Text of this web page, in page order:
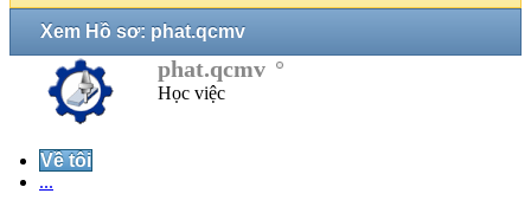
Xem Hồ sơ: phat.qcmv
phat.qcmv
Học việc
Về tôi
...